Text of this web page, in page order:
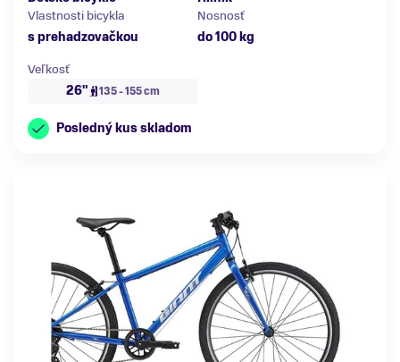
Vlastnosti bicykla
s prehadzovačkou
Nosnosť
do 100 kg
Veľkosť
26"
135 - 155 cm
Posledný kus skladom